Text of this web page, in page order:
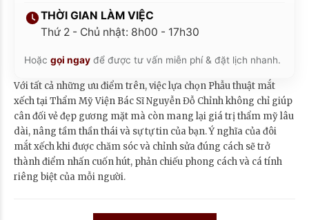
THỜI GIAN LÀM VIỆC
Thứ 2 - Chủ nhật: 8h00 - 17h30
Hoặc gọi ngay để được tư vấn miễn phí & đặt lịch nhanh.
Với tất cả những ưu điểm trên, việc lựa chọn Phẫu thuật mắt
xếch tại Thẩm Mỹ Viện Bác Sĩ Nguyễn Đỗ Chỉnh không chỉ giúp
cân đối vẻ đẹp gương mặt mà còn mang lại giá trị thẩm mỹ lâu
dài, nâng tầm thần thái và sự tự tin của bạn. Ý nghĩa của đôi
mắt xếch khi được chăm sóc và chỉnh sửa đúng cách sẽ trở
thành điểm nhấn cuốn hút, phản chiếu phong cách và cá tính
riêng biệt của mỗi người.